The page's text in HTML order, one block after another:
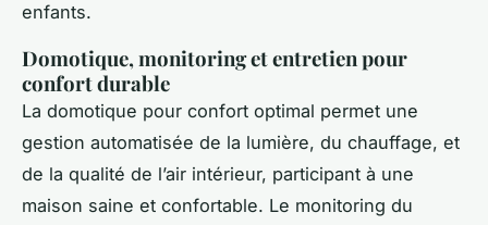
enfants.
Domotique, monitoring et entretien pour
confort durable
La domotique pour confort optimal permet une
gestion automatisée de la lumière, du chauffage, et
de la qualité de l’air intérieur, participant à une
maison saine et confortable. Le monitoring du